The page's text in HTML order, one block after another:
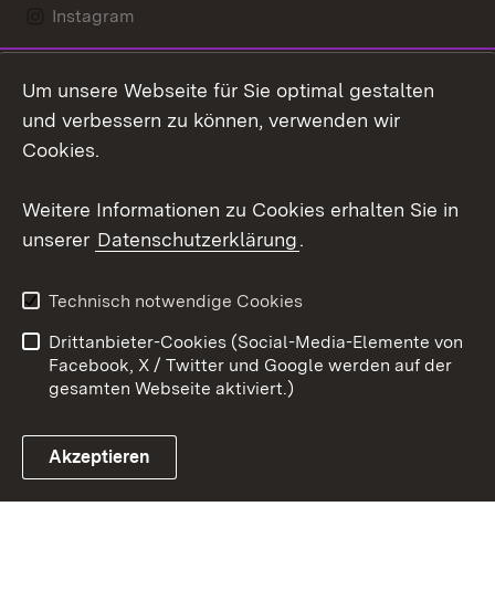
Instagram
Mastodon
Youtube
Link zum Landesportal
Kontakt
Datenschutz
Barrierefreiheit
Impressum Cookies
Um unsere Webseite für Sie optimal gestalten
und verbessern zu können, verwenden wir
Cookies.
Weitere Informationen zu Cookies erhalten Sie in
unserer Datenschutzerklärung.
Technisch notwendige Cookies
Drittanbieter-Cookies (Social-Media-Elemente von
Facebook, X / Twitter und Google werden auf der
gesamten Webseite aktiviert.)
Akzeptieren